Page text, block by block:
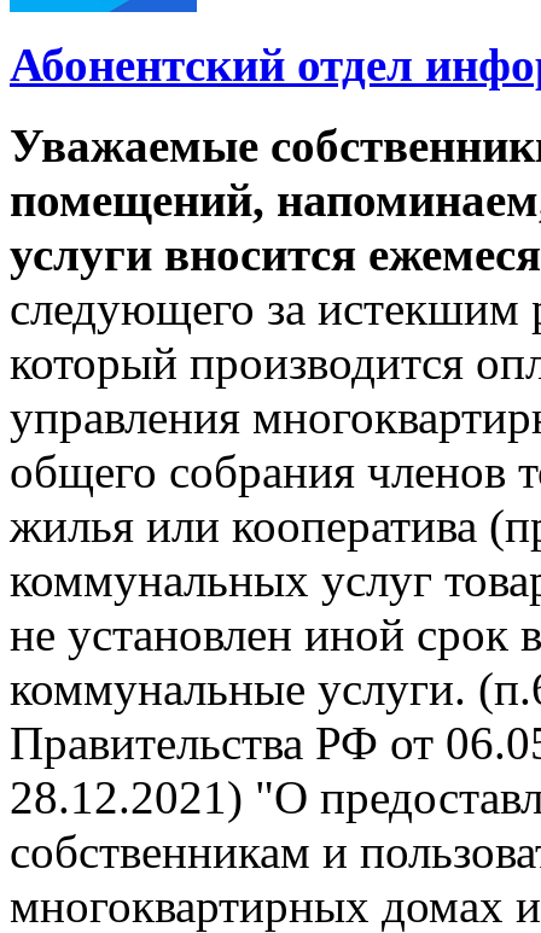
Абонентский отдел
Уважаемые
помещений,
услуги вносится
следующего за истекшим
который производится
управления
общего собрания членов
жилья или кооператива
коммунальных услуг
не установлен иной срок
коммунальные услуги.
Правительства РФ от
28.12.2021) "О
собственникам и
многоквартирных